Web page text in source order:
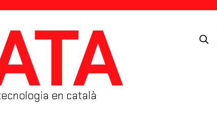
en català